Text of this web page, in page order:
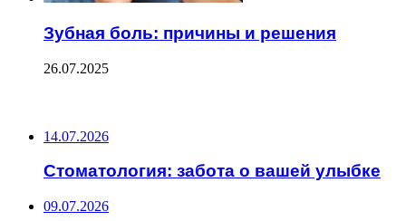
Зубная боль: причины и решения
26.07.2025
14.07.2026
Стоматология: забота о вашей улыбке
09.07.2026